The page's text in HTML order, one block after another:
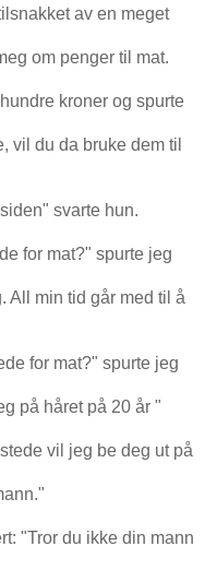
av en meget
om penger til mat.
kroner og spurte
vil du da bruke dem til
svarte hun.
for mat?" spurte jeg
All min tid går med til å
for mat?" spurte jeg
på håret på 20 år "
vil jeg be deg ut på
"Tror du ikke din mann